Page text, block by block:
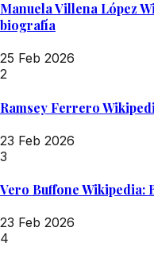
Manuela Villena López
biografía
25 Feb 2026
2
Ramsey Ferrero
23 Feb 2026
3
Vero Buffone Wikipedia:
23 Feb 2026
4